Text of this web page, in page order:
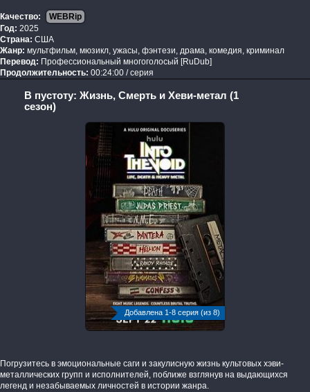
Качество:
WEBRip
Год: 2025
Страна: США
Жанр: мультфильм, мюзикл, ужасы, фэнтези, драма, комедия, криминал
Перевод: Профессиональный многоголосый [RuDub]
Продолжительность: 00:24:00 / серия
В пустоту: Жизнь, Смерть и Хеви-метал (1
сезон)
Добавлена 1-8 серия (из 8)
Погрузитесь в эмоциональные саги и закулисную жизнь культовых хэви-
металлических групп и исполнителей, поближе взглянув на выдающихся
легенд и незабываемых личностей в истории жанра.